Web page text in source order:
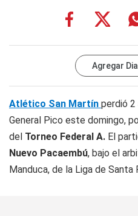
Agregar
Atlético San Martín perdió 2
General Pico este domingo,
del Torneo Federal A. El
Nuevo Pacaembú, bajo el
Manduca, de la Liga de Santa